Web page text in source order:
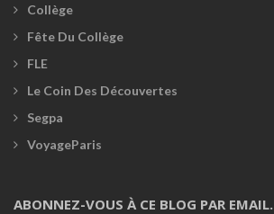
Collège
Fête Du Collège
FLE
Le Coin Des Découvertes
Segpa
VoyageParis
ABONNEZ-VOUS À CE BLOG PAR EMAIL.